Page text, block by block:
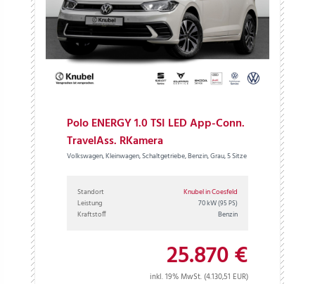
Polo ENERGY 1.0 TSI LED App-Conn.
TravelAss. RKamera
Volkswagen, Kleinwagen, Schaltgetriebe, Benzin, Grau, 5 Sitze
Standort
Knubel in Coesfeld
Leistung
70 kW(95 PS)
Kraftstoff Benzin
25.870 €
inkl. 19% MwSt. (4.130,51 EUR)